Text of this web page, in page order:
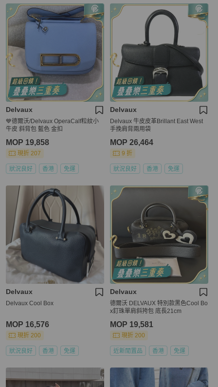
Delvaux
💙德爾沃/Delvaux OperaCalf粒紋小
牛皮 斜背包 藍色 金扣
MOP 19,858
現折 207
狀況良好 香港 免運
Delvaux
Delvaux 牛皮皮革Brillant East West
手挽肩背兩用袋
MOP 26,464
9 折
狀況良好 香港 免運
Delvaux
Delvaux Cool Box
MOP 16,576
現折 200
狀況良好 香港 免運
Delvaux
德爾沃 DELVAUX 特別款黑色Cool Bo
x釘珠單肩斜挎包 底長21cm
MOP 19,581
現折 200
近新閒置品 香港 免運